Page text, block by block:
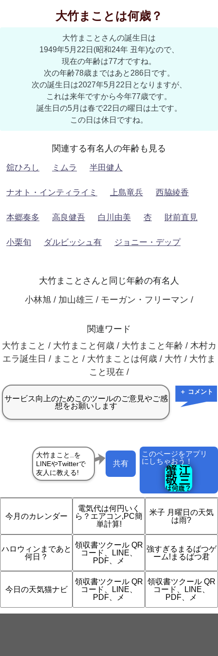
大竹まことは何歳？
大竹まことさんの誕生日は
1949年5月22日(昭和24年 丑年)なので、
現在の年齢は77才ですね。
次の年齢78歳まではあと286日です。
次の誕生日は2027年5月22日となりますが、
これは来年ですから今年77歳です。
誕生日の5月は春で22日の曜日は土です。
この日は休日ですね。
関連する有名人の年齢も見る
舘ひろし ミムラ 半田健人
ナオト・インティライミ 上島竜兵 西脇綾香
本郷奏多 高良健吾 白川由美 杏 財前直見
小栗旬 ダルビッシュ有 ジョニー・デップ
大竹まことさんと同じ年齢の有名人
小林旭 / 加山雄三 / モーガン・フリーマン /
関連ワード
大竹まこと / 大竹まこと何歳 / 大竹まこと年齢 / 木村カ
エラ誕生日 / まこと / 大竹まことは何歳 / 大竹 / 大竹ま
こと現在 /
＋ コメント
このページをアプリ
にしちゃおう！
共有
今月のカレンダー
電気代は何円いく
ら？エアコン,PC簡
単計算!
米子 月曜日の天気
は雨?
ハロウィンまであと
何日？
領収書ツクール QR
コード、LINE、
PDF、メ
強すぎるまるばつゲ
ーム!まるばつ君
今日の天気猫ナビ
領収書ツクール QR
コード、LINE、
PDF、メ
領収書ツクール QR
コード、LINE、
PDF、メ